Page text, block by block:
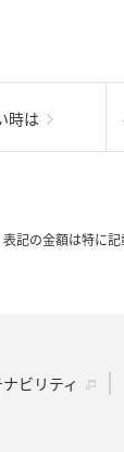
時は
表記の金額は特に記
ビリティ